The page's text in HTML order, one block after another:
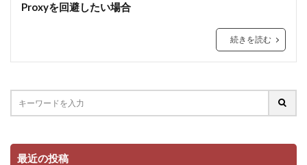
Proxyを回避したい場合
続きを読む
最近の投稿